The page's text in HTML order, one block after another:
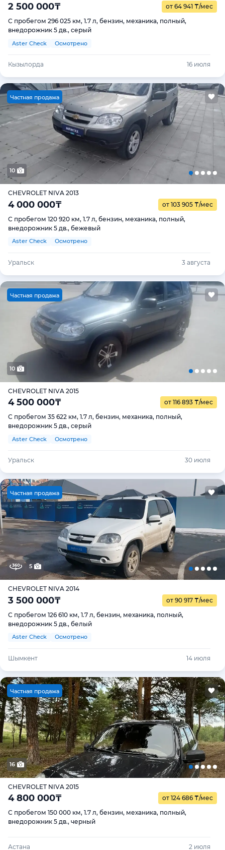
2 500 000₸ от 64 941 ₸/мес
С пробегом 296 025 км, 1.7 л, бензин, механика, полный,
внедорожник 5 дв., серый
Aster Check Осмотрено
Кызылорда 16 июля
Частная продажа
10
CHEVROLET NIVA 2013
4 000 000₸ от 103 905 ₸/мес
С пробегом 120 920 км, 1.7 л, бензин, механика, полный,
внедорожник 5 дв., бежевый
Aster Check Осмотрено
Уральск 3 августа
Частная продажа
10
CHEVROLET NIVA 2015
4 500 000₸ от 116 893 ₸/мес
С пробегом 35 622 км, 1.7 л, бензин, механика, полный,
внедорожник 5 дв., серый
Aster Check Осмотрено
Уральск 30 июля
Частная продажа
5
CHEVROLET NIVA 2014
3 500 000₸ от 90 917 ₸/мес
С пробегом 126 610 км, 1.7 л, бензин, механика, полный,
внедорожник 5 дв., белый
Aster Check Осмотрено
Шымкент 14 июля
Частная продажа
16
CHEVROLET NIVA 2015
4 800 000₸ от 124 686 ₸/мес
С пробегом 150 000 км, 1.7 л, бензин, механика, полный,
внедорожник 5 дв., черный
Астана 2 июля